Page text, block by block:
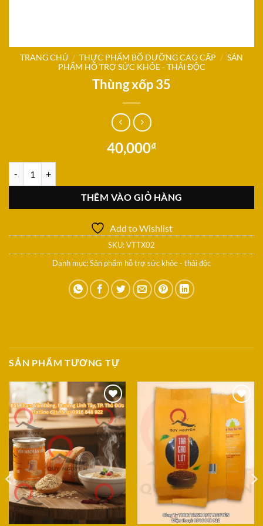
TRANG CHỦ / THỰC PHẨM BỔ DƯỠNG CAO CẤP / SẢN
PHẨM HỖ TRỢ SỨC KHỎE - THẢI ĐỘC
Thùng xốp 35
40,000₫
THÊM VÀO GIỎ HÀNG
Add to Wishlist
SKU:VTTX02
Danh mục:Sản phẩm hỗ trợ sức khỏe - thải độc
SẢN PHẨM TƯƠNG TỰ
Add to
Wishlist
Add to
Wishlist